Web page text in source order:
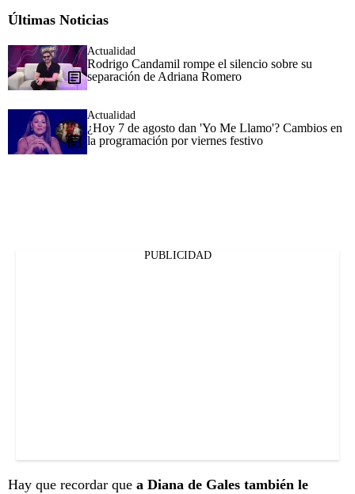
Últimas Noticias
Actualidad
Rodrigo Candamil rompe el silencio sobre su
separación de Adriana Romero
Actualidad
¿Hoy 7 de agosto dan 'Yo Me Llamo'? Cambios en
la programación por viernes festivo
PUBLICIDAD
Hay que recordar que a Diana de Gales también le